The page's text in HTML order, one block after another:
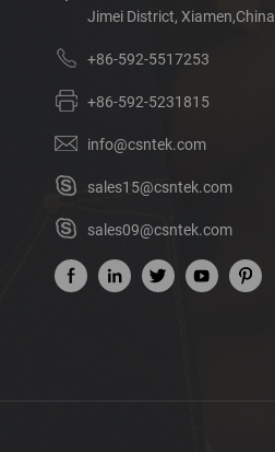
Jimei District, Xiamen,China
+86-592-5517253
+86-592-5231815
info@csntek.com
sales15@csntek.com
sales09@csntek.com